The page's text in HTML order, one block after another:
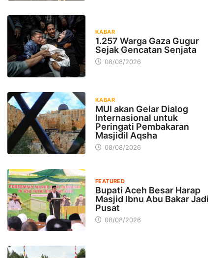
KABAR
1.257 Warga Gaza Gugur
Sejak Gencatan Senjata
08/08/2026
KABAR
MUI akan Gelar Dialog
Internasional untuk
Peringati Pembakaran
Masjidil Aqsha
08/08/2026
FEATURED
Bupati Aceh Besar Harap
Masjid Ibnu Abu Bakar Jadi
Pusat
08/08/2026